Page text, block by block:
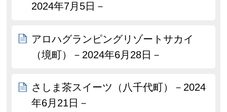
2024年7月5日－
アロハグランピングリゾートサカイ
（境町）－2024年6月28日－
さしま茶スイーツ（八千代町）－2024
年6月21日－